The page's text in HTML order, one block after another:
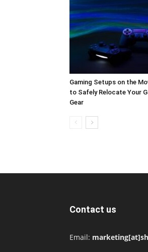
Gaming Setups on the
to Safely Relocate Your
Gear
Contact us
Email: